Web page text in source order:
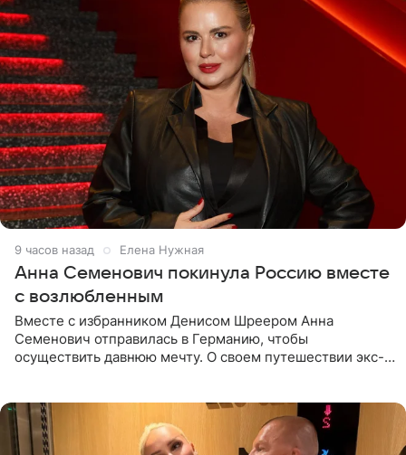
9 часов назад Елена Нужная
Анна Семенович покинула Россию вместе
с возлюбленным
Вместе с избранником Денисом Шреером Анна
Семенович отправилась в Германию, чтобы
осуществить давнюю мечту. О своем путешествии экс-